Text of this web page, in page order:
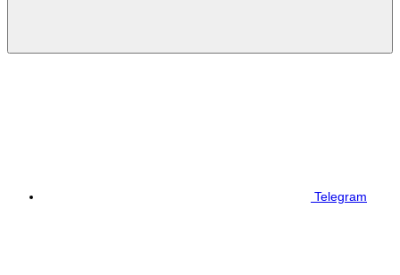
Telegram